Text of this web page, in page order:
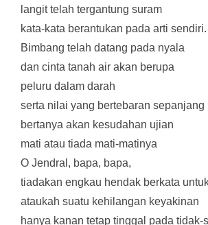
langit telah tergantung suram
kata-kata berantukan pada arti sendiri.
Bimbang telah datang pada nyala
dan cinta tanah air akan berupa
peluru dalam darah
serta nilai yang bertebaran sepanjang
bertanya akan kesudahan ujian
mati atau tiada mati-matinya
O Jendral, bapa, bapa,
tiadakan engkau hendak berkata
ataukah suatu kehilangan keyakinan
hanya kanan tetap tinggal pada tidak-